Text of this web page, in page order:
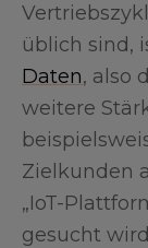
üblich sind,
Daten, also
weitere
Zielkunden
„IoT-
gesucht